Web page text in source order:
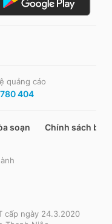
quảng cáo
404
soạn Chính sách bảo
cấp ngày 24.3.2020